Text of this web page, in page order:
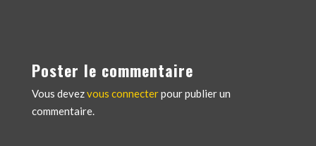
Poster le commentaire
Vous devezvous connecterpour publier un
commentaire.